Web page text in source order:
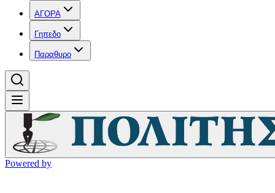
ΑΓΟΡΑ
Γηπεδο
Παραθυρο
Powered by